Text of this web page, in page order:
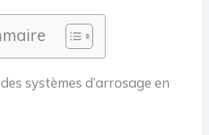
systèmes d’arrosage en